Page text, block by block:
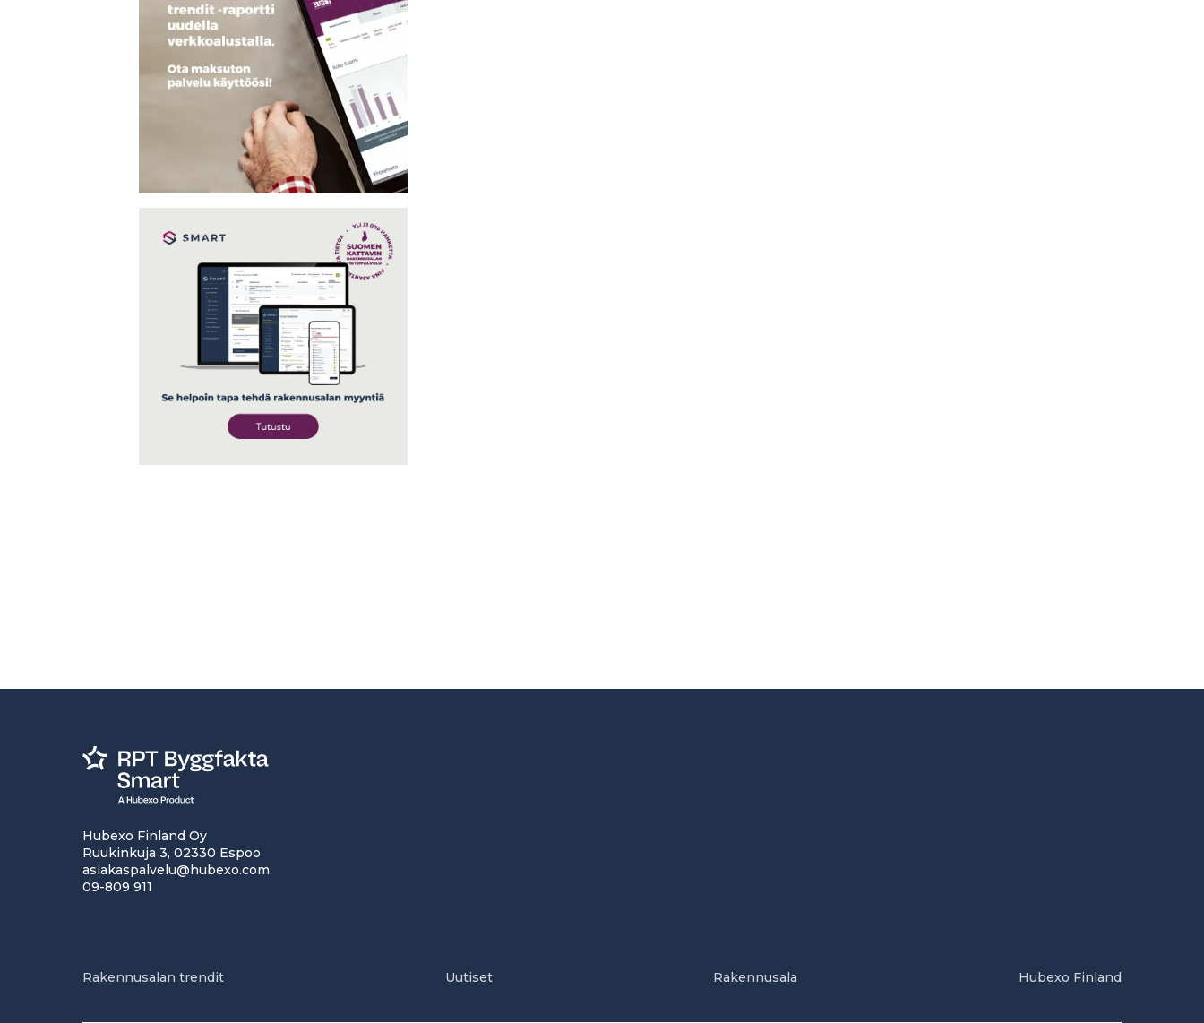
Hubexo Finland Oy
Ruukinkuja 3, 02330 Espoo
asiakaspalvelu@hubexo.com
09-809 911
Rakennusalan trendit Uutiset Rakennusala Hubexo Finland